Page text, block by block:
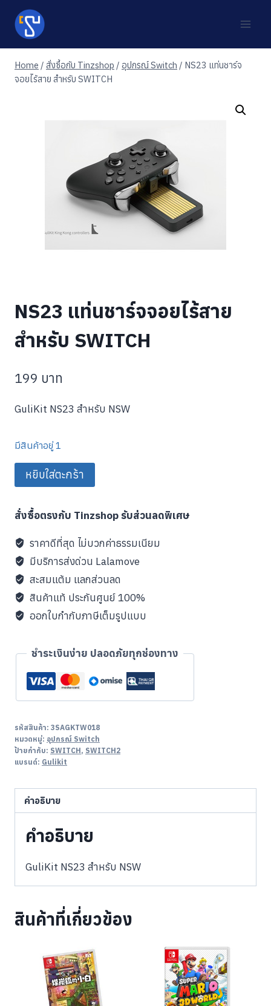
content
Home / สั่งซื้อกับ Tinzshop / อุปกรณ์ Switch / NS23 แท่นชาร์จ
จอยไร้สาย สำหรับ SWITCH
NS23 แท่นชาร์จจอยไร้สาย
สำหรับ SWITCH
199 บาท
GuliKit NS23 สำหรับ NSW
มีสินค้าอยู่ 1
จำนวน
NS23
ชาร์จ
จอย
ไร้
สาย
สำหรับ
SWITCH
ชิ้น
หยิบใส่ตะกร้า
สั่งซื้อตรงกับ Tinzshop รับส่วนลดพิเศษ
ราคาดีที่สุด ไม่บวกค่าธรรมเนียม
มีบริการส่งด่วน Lalamove
สะสมแต้ม แลกส่วนลด
สินค้าแท้ ประกันศูนย์ 100%
ออกใบกำกับภาษีเต็มรูปแบบ
ชำระเงินง่าย ปลอดภัยทุกช่องทาง
รหัสสินค้า: 3SAGKTW018
หมวดหมู่: อุปกรณ์ Switch
ป้ายกำกับ: SWITCH, SWITCH2
แบรนด์: Gulikit
คำอธิบาย
คำอธิบาย
GuliKit NS23 สำหรับ NSW
สินค้าที่เกี่ยวข้อง